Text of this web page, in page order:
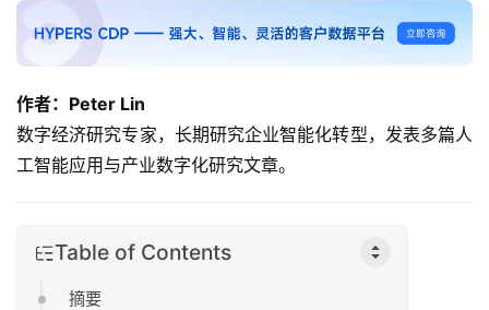
作者：Peter Lin
数字经济研究专家，长期研究企业智能化转型，发表多篇人
工智能应用与产业数字化研究文章。
Table of Contents
摘要